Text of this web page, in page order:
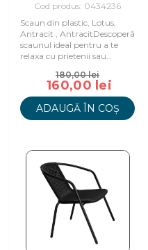
Cod produs: 0434236
Scaun din plastic, Lotus,
Antracit , AntracitDescoperă
scaunul ideal pentru a te
relaxa cu prietenii sau
sau terasă180,00 lei
160,00 lei
ADAUGĂ ÎN COȘ